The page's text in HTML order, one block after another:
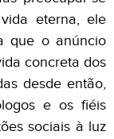
eterna, ele
que o anúncio
concreta dos
desde então,
e os fiéis
sociais à luz